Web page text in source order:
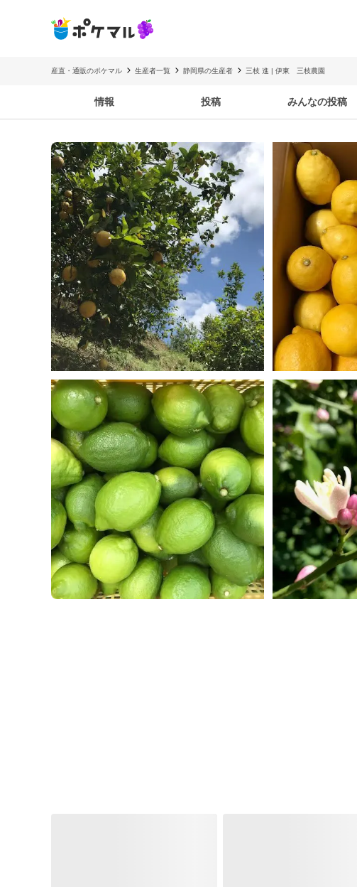
産直・通販のポケマル 生産者一覧 静岡県の生産者 三枝 進 | 伊東 三枝農園
情報 投稿 みんなの投稿